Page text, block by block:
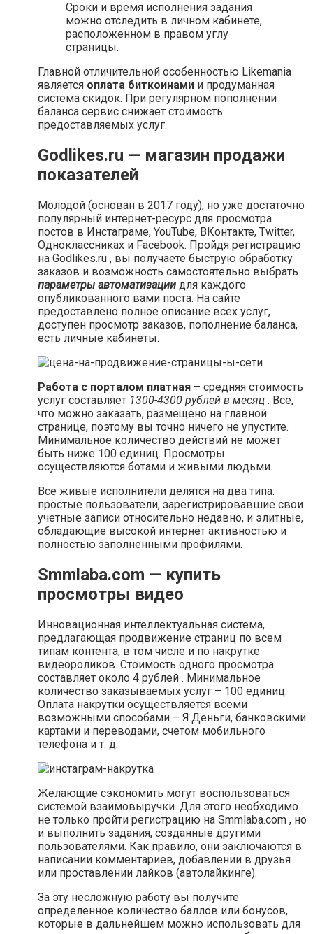
Сроки и время исполнения задания
можно отследить в личном кабинете,
расположенном в правом углу
страницы.
Главной отличительной особенностью Likemania
является оплата биткоинами и продуманная
система скидок. При регулярном пополнении
баланса сервис снижает стоимость
предоставляемых услуг.
Godlikes.ru — магазин продажи
показателей
Молодой (основан в 2017 году), но уже достаточно
популярный интернет-ресурс для просмотра
постов в Инстаграме, YouTube, ВКонтакте, Twitter,
Одноклассниках и Facebook. Пройдя регистрацию
на Godlikes.ru , вы получаете быструю обработку
заказов и возможность самостоятельно выбрать
параметры автоматизации для каждого
опубликованного вами поста. На сайте
предоставлено полное описание всех услуг,
доступен просмотр заказов, пополнение баланса,
есть личные кабинеты.
Работа с порталом платная – средняя стоимость
услуг составляет 1300-4300 рублей в месяц . Все,
что можно заказать, размещено на главной
странице, поэтому вы точно ничего не упустите.
Минимальное количество действий не может
быть ниже 100 единиц. Просмотры
осуществляются ботами и живыми людьми.
Все живые исполнители делятся на два типа:
простые пользователи, зарегистрировавшие свои
учетные записи относительно недавно, и элитные,
обладающие высокой интернет активностью и
полностью заполненными профилями.
Smmlaba.com — купить
просмотры видео
Инновационная интеллектуальная система,
предлагающая продвижение страниц по всем
типам контента, в том числе и по накрутке
видеороликов. Стоимость одного просмотра
составляет около 4 рублей . Минимальное
количество заказываемых услуг – 100 единиц.
Оплата накрутки осуществляется всеми
возможными способами – Я.Деньги, банковскими
картами и переводами, счетом мобильного
телефона и т. д.
Желающие сэкономить могут воспользоваться
системой взаимовыручки. Для этого необходимо
не только пройти регистрацию на Smmlaba.com , но
и выполнить задания, созданные другими
пользователями. Как правило, они заключаются в
написании комментариев, добавлении в друзья
или проставлении лайков (автолайкинге).
За эту несложную работу вы получите
определенное количество баллов или бонусов,
которые в дальнейшем можно использовать для